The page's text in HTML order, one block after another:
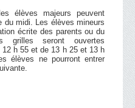
élèves majeurs peuvent
du midi. Les élèves mineurs
écrite des parents ou du
grilles seront ouvertes
h 55 et de 13 h 25 et 13 h
élèves ne pourront entrer